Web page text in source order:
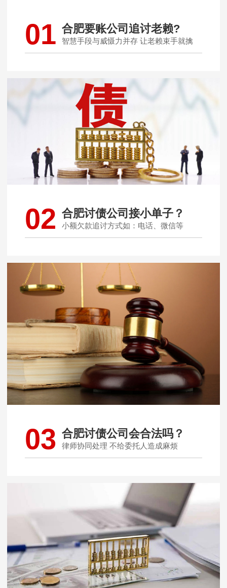
01 合肥要账公司追讨老赖?
智慧手段与威慑力并存 让老赖束手就擒
02 合肥讨债公司接小单子？
小额欠款追讨方式如：电话、微信等
03 合肥讨债公司会合法吗？
律师协同处理 不给委托人造成麻烦